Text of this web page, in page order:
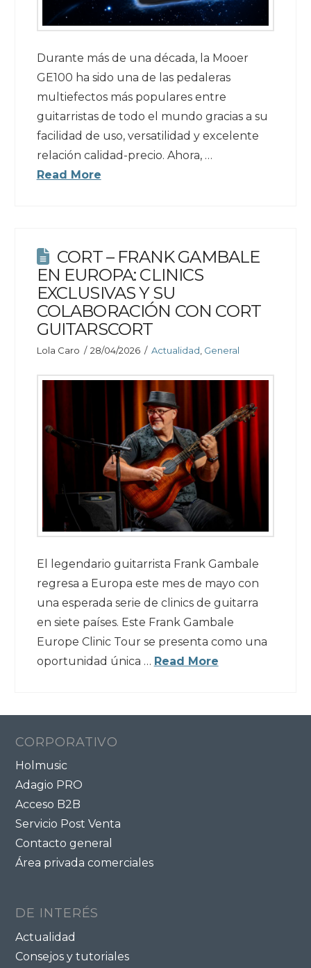
Durante más de una década, la Mooer
GE100 ha sido una de las pedaleras
multiefectos más populares entre
guitarristas de todo el mundo gracias a su
facilidad de uso, versatilidad y excelente
relación calidad-precio. Ahora, …
Read More
CORT – FRANK GAMBALE
EN EUROPA: CLINICS
EXCLUSIVAS Y SU
COLABORACIÓN CON CORT
GUITARSCORT
Lola Caro 28/04/2026 Actualidad General
El legendario guitarrista Frank Gambale
regresa a Europa este mes de mayo con
una esperada serie de clinics de guitarra
en siete países. Este Frank Gambale
Europe Clinic Tour se presenta como una
oportunidad única … Read More
CORPORATIVO
Holmusic
Adagio PRO
Acceso B2B
Servicio Post Venta
Contacto general
Área privada comerciales
DE INTERÉS
Actualidad
Consejos y tutoriales